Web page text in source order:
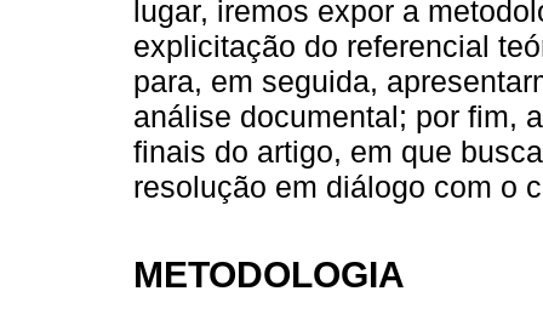
lugar, iremos expor a
explicitação do referencial
para, em seguida,
análise documental; por fim,
finais do artigo, em que
resolução em diálogo com o
METODOLOGIA